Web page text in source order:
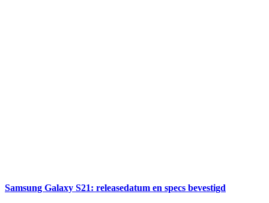
Samsung Galaxy S21: releasedatum en specs bevestigd